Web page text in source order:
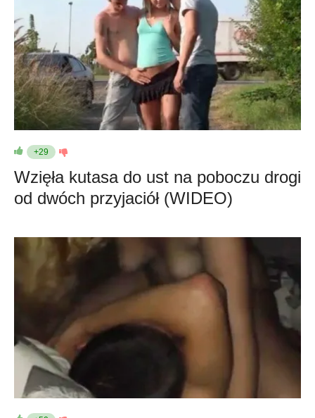
+29
Wzięła kutasa do ust na poboczu drogi
od dwóch przyjaciół (WIDEO)